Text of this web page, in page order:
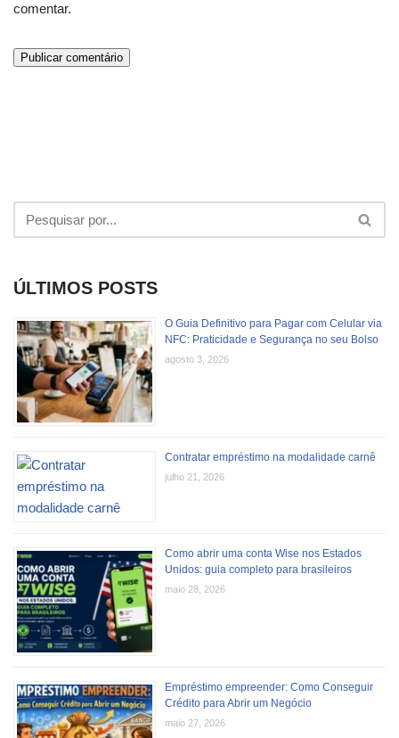
comentar.
ÚLTIMOS POSTS
O Guia Definitivo para Pagar com Celular via
NFC: Praticidade e Segurança no seu Bolso
agosto 3, 2026
Contratar empréstimo na modalidade carnê
julho 21, 2026
Como abrir uma conta Wise nos Estados
Unidos: guia completo para brasileiros
maio 28, 2026
Empréstimo empreender: Como Conseguir
Crédito para Abrir um Negócio
maio 27, 2026